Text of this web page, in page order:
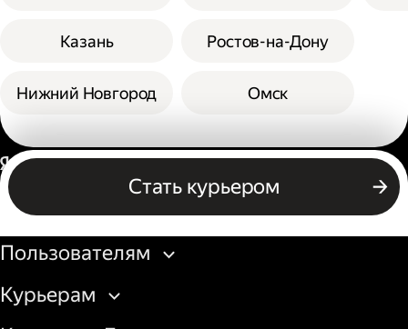
Казань
Нижний Новгород
Ростов-на-Дону
Омск
Стать курьером
Россия
Бизнесу
Пользователям
Курьерам